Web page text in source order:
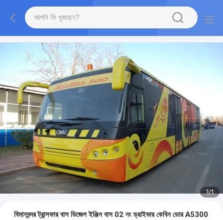
1/1
বিমানবন্দর ট্রান্সফার বাস ডিজেল ইঞ্জিন বাস 02 নং ড্রাইভার কেবিন ডোর A5300